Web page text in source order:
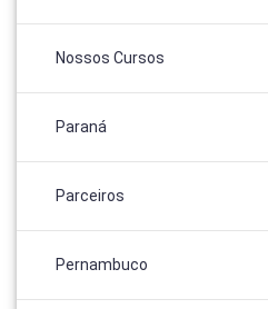
Nossos Cursos
Paraná
Parceiros
Pernambuco